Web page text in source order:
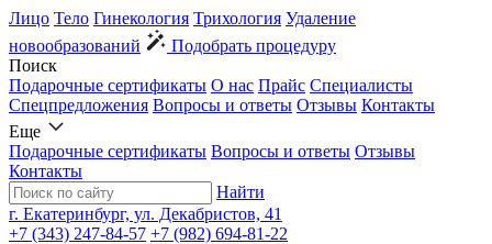
Лицо Тело Гинекология Трихология Удаление
новообразований
Подобрать процедуру
Поиск
Подарочные сертификаты О нас Прайс Специалисты
Спецпредложения Вопросы и ответы Отзывы Контакты
Еще
Подарочные сертификаты Вопросы и ответы Отзывы
Контакты
Найти
г. Екатеринбург, ул. Декабристов, 41
+7 (343) 247-84-57 +7 (982) 694-81-22